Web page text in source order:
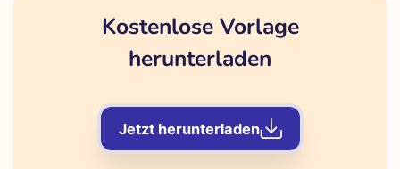
Kostenlose Vorlage
herunterladen
Jetzt herunterladen